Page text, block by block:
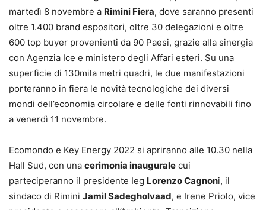
martedì 8 novembre a Rimini Fiera, dove saranno presenti
oltre 1.400 brand espositori, oltre 30 delegazioni e oltre
600 top buyer provenienti da 90 Paesi, grazie alla sinergia
con Agenzia Ice e ministero degli Affari esteri. Su una
superficie di 130mila metri quadri, le due manifestazioni
porteranno in fiera le novità tecnologiche dei diversi
mondi dell’economia circolare e delle fonti rinnovabili fino
a venerdì 11 novembre.
Ecomondo e Key Energy 2022 si apriranno alle 10.30 nella
Hall Sud, con una cerimonia inaugurale cui
parteciperanno il presidente Ieg Lorenzo Cagnoni, il
sindaco di Rimini Jamil Sadegholvaad, e Irene Priolo, vice